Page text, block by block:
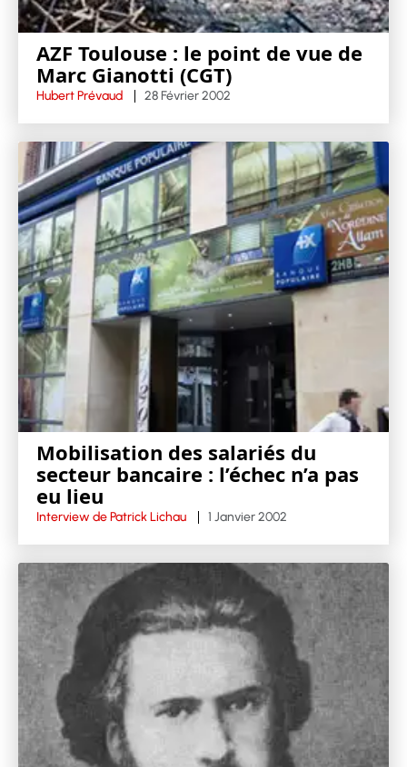
AZF Toulouse : le point de vue de
Marc Gianotti (CGT)
Hubert Prévaud 28 Février 2002
Mobilisation des salariés du
secteur bancaire : l’échec n’a pas
eu lieu
Interview de Patrick Lichau 1 Janvier 2002